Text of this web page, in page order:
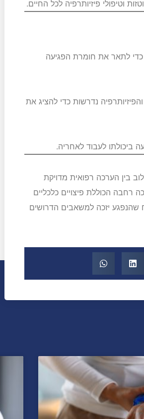
וטיפולי פיזיותרפיה לכל החיים.
כדי לתאר את חומרת הפגיעה
נדרשות כדי להציג את
ביכולתו לעבוד לאחריה.
בין הערכה רפואית מדויקת
רחבה הכוללת פיצויים כלכליים
שהנפגע יזכה למשאבים הדרושים